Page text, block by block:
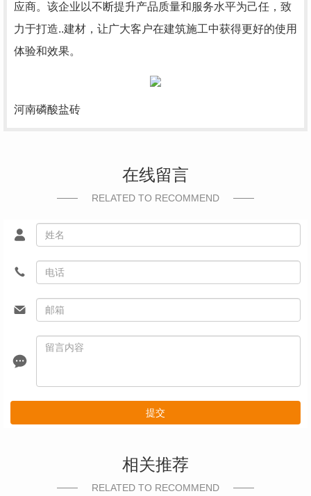
应商。该企业以不断提升产品质量和服务水平为己任，致
力于打造..建材，让广大客户在建筑施工中获得更好的使用
体验和效果。
河南磷酸盐砖
在线留言
RELATED TO RECOMMEND
提交
相关推荐
RELATED TO RECOMMEND